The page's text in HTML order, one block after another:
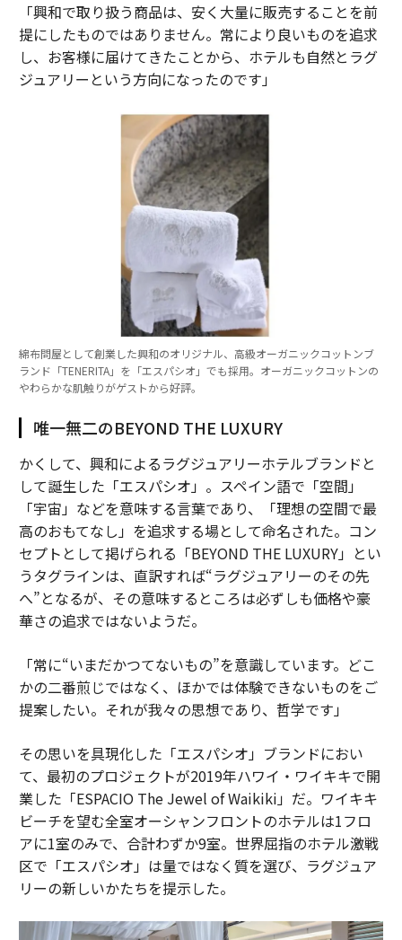
「興和で取り扱う商品は、安く大量に販売することを前
提にしたものではありません。常により良いものを追求
し、お客様に届けてきたことから、ホテルも自然とラグ
ジュアリーという方向になったのです」
綿布問屋として創業した興和のオリジナル、高級オーガニックコットンブ
ランド「TENERITA」を「エスパシオ」でも採用。オーガニックコットンの
やわらかな肌触りがゲストから好評。
唯一無二のBEYOND THE LUXURY
かくして、興和によるラグジュアリーホテルブランドと
して誕生した「エスパシオ」。スペイン語で「空間」
「宇宙」などを意味する言葉であり、「理想の空間で最
高のおもてなし」を追求する場として命名された。コン
セプトとして掲げられる「BEYOND THE LUXURY」とい
うタグラインは、直訳すれば“ラグジュアリーのその先
へ”となるが、その意味するところは必ずしも価格や豪
華さの追求ではないようだ。
「常に“いまだかつてないもの”を意識しています。どこ
かの二番煎じではなく、ほかでは体験できないものをご
提案したい。それが我々の思想であり、哲学です」
その思いを具現化した「エスパシオ」ブランドにおい
て、最初のプロジェクトが2019年ハワイ・ワイキキで開
業した「ESPACIO The Jewel of Waikiki」だ。ワイキキ
ビーチを望む全室オーシャンフロントのホテルは1フロ
アに1室のみで、合計わずか9室。世界屈指のホテル激戦
区で「エスパシオ」は量ではなく質を選び、ラグジュア
リーの新しいかたちを提示した。